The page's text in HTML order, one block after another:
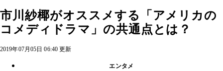
市川紗椰がオススメする「アメリカの
コメディドラマ」の共通点とは？
2019年07月05日 06:40 更新
エンタメ